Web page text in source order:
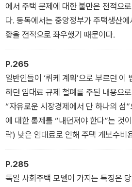
에서 주택 문제에 대한 불만은 전적으
다. 동독에서는 중앙정부가 주택생산
황을 전적으로 좌우했기 때문이다.
P.265
일반인들이 ‘뤼케 계획’으로 부르던 이
하던 임대료 규제 철폐를 주된 내용으
“자유로운 시장경제에서 단 하나의 섬
에 대한 통제를 “내던져야 한다”는 것
략) 낮은 임대료로 인해 주택 개보수비
거 여건이 더 악화될 것이라 전망한 그
보수비용이 조달될 수 있도록 임대료
주장했다.
P.285
독일 사회주택 모델이 가지는 특징은